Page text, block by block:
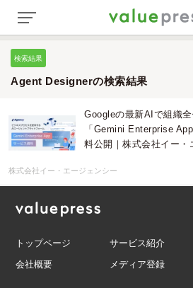
検索結果
Agent Designerの検索結果
Googleの最新AIで組織
「Gemini Enterprise
料公開｜株式会社イー・
株式会社イー・エージェンシー
トップページ サービス紹介
会社概要
メディア登録